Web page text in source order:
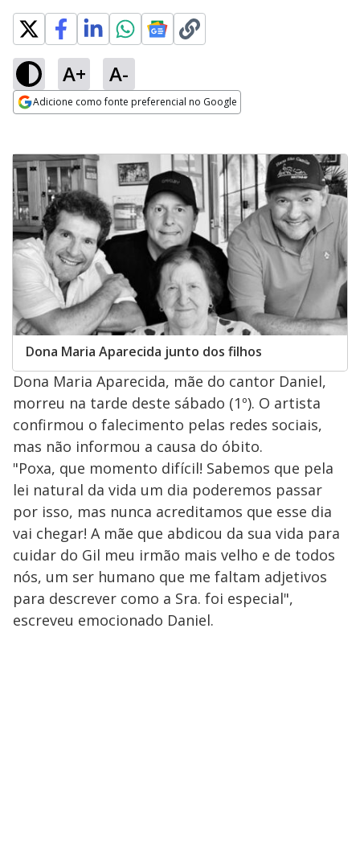
A+ A-
Adicione como fonte preferencial no Google
Dona Maria Aparecida junto dos filhos
Dona Maria Aparecida, mãe do cantor Daniel,
morreu na tarde deste sábado (1º). O artista
confirmou o falecimento pelas redes sociais,
mas não informou a causa do óbito.
"Poxa, que momento difícil! Sabemos que pela
lei natural da vida um dia poderemos passar
por isso, mas nunca acreditamos que esse dia
vai chegar! A mãe que abdicou da sua vida para
cuidar do Gil meu irmão mais velho e de todos
nós, um ser humano que me faltam adjetivos
para descrever como a Sra. foi especial",
escreveu emocionado Daniel.